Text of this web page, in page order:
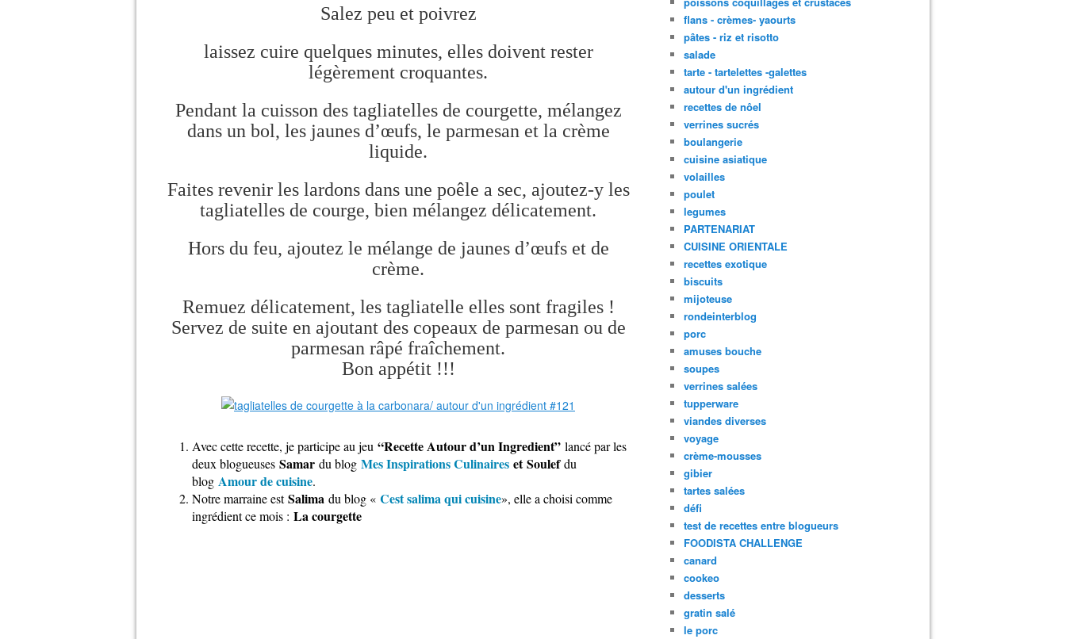
Salez peu et poivrez
laissez cuire quelques minutes, elles doivent rester
légèrement croquantes.
Pendant la cuisson des tagliatelles de courgette, mélangez
dans un bol, les jaunes d’œufs, le parmesan et la crème
liquide.
Faites revenir les lardons dans une poêle a sec, ajoutez-y les
tagliatelles de courge, bien mélangez délicatement.
Hors du feu, ajoutez le mélange de jaunes d’œufs et de
crème.
Remuez délicatement, les tagliatelle elles sont fragiles !
Servez de suite en ajoutant des copeaux de parmesan ou de
parmesan râpé fraîchement.
Bon appétit !!!
Avec cette recette, je participe au jeu “Recette Autour d’un Ingredient” lancé par les
deux blogueuses Samar du blog Mes Inspirations Culinaires et Soulefdu
blog Amour de cuisine.
Notre marraine est Salima du blog « Cest salima qui cuisine», elle a choisi comme
ingrédient ce mois : La courgette
flans - crèmes- yaourts
pâtes - riz et risotto
salade
tarte - tartelettes -galettes
autour d'un ingrédient
recettes de nôel
verrines sucrés
boulangerie
cuisine asiatique
volailles
poulet
legumes
PARTENARIAT
CUISINE ORIENTALE
recettes exotique
biscuits
mijoteuse
rondeinterblog
porc
amuses bouche
soupes
verrines salées
tupperware
viandes diverses
voyage
crème-mousses
gibier
tartes salées
défi
test de recettes entre blogueurs
FOODISTA CHALLENGE
canard
cookeo
desserts
gratin salé
le porc